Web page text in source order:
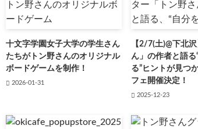
十文字学園女子大学の学生さん
たちがトン野さんのオリジナル
ボードゲームを制作！
2026-01-31
【2/7(土)@下北
ん」の作者と語る
る”ヒントが見つ
フェ開催決定！
2025-12-23